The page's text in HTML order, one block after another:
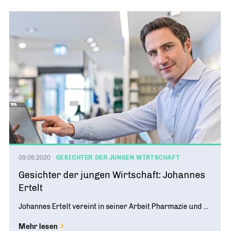
09.06.2020 GESICHTER DER JUNGEN WIRTSCHAFT
Gesichter der jungen Wirtschaft: Johannes
Ertelt
Johannes Ertelt vereint in seiner Arbeit Pharmazie und ...
Mehr lesen